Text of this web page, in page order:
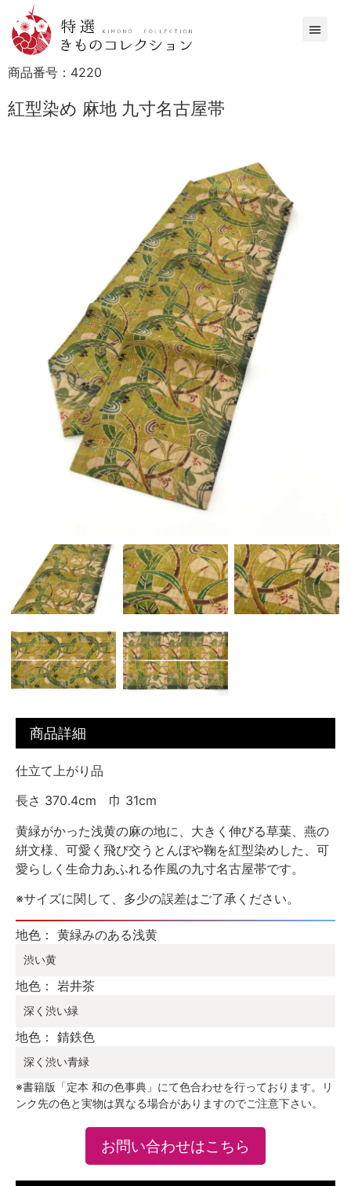
商品番号： 4220
紅型染め 麻地 九寸名古屋帯
商品詳細
仕立て上がり品
長さ 370.4cm 巾 31cm
黄緑がかった浅黄の麻の地に、大きく伸びる草葉、燕の
絣文様、可愛く飛び交うとんぼや鞠を紅型染めした、可
愛らしく生命力あふれる作風の九寸名古屋帯です。
※サイズに関して、多少の誤差はご了承ください。
地色： 黄緑みのある浅黄
渋い黄
地色： 岩井茶
深く渋い緑
地色： 錆鉄色
深く渋い青緑
※書籍版「定本 和の色事典」にて色合わせを行っております。リ
ンク先の色と実物は異なる場合がありますのでご注意下さい。
お問い合わせはこちら